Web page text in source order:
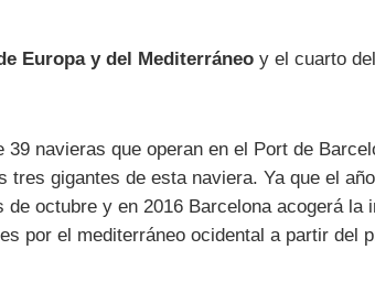
Europa y del Mediterráneo y el cuarto
navieras que operan en el Port de
gigantes de esta naviera. Ya que el
octubre y en 2016 Barcelona acogerá la
por el mediterráneo ocidental a partir del